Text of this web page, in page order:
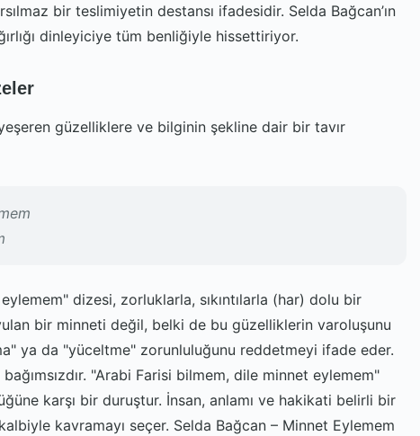
bir teslimiyetin destansı ifadesidir. Selda Bağcan’ın
dinleyiciye tüm benliğiyle hissettiriyor.
yeşeren güzelliklere ve bilginin şekline dair bir tavır
dizesi, zorluklarla, sıkıntılarla (har) dolu bir
bir minneti değil, belki de bu güzelliklerin varoluşunu
ya da "yüceltme" zorunluluğunu reddetmeyi ifade eder.
"Arabi Farisi bilmem, dile minnet eylemem"
karşı bir duruştur. İnsan, anlamı ve hakikati belirli bir
kavramayı seçer. Selda Bağcan – Minnet Eylemem